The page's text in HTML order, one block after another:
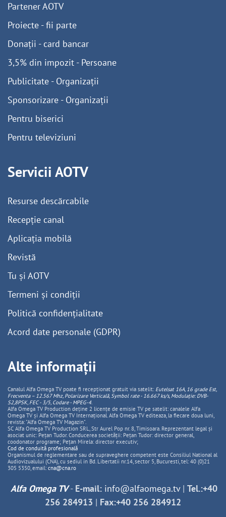
Partener AOTV
Proiecte - fii parte
Donații - card bancar
3,5% din impozit - Persoane
Publicitate - Organizații
Sponsorizare - Organizații
Pentru biserici
Pentru televiziuni
Servicii AOTV
Resurse descărcabile
Recepție canal
Aplicația mobilă
Revistă
Tu și AOTV
Termeni și condiții
Politică confidențialitate
Acord date personale (GDPR)
Alte informații
Canalul Alfa Omega TV poate fi recepționat gratuit via satelit: Eutelsat 16A, 16 grade Est,
Frecventa – 12.567 Mhz, PolarizareVerticală, Symbol rate - 16.667 ks/s, Modulație: DVB-
S2,8PSK, FEC - 3/5, Codare - MPEG-4.
Alfa Omega TV Production deține 2 licențe de emisie TV pe satelit: canalele Alfa
Omega TV și Alfa Omega TV Internațional. Alfa Omega TV editeaza, la fiecare doua luni,
revista: "Alfa Omega TV Magazin".
SC Alfa Omega TV Production SRL, Str Aurel Pop nr. 8, Timisoara. Reprezentant legal și
asociat unic: Pețan Tudor. Conducerea societății: Pețan Tudor: director general,
coodonator programe; Pețan Mirela: director executiv;
Cod de conduită profesională
Organismul de reglementare sau de supraveghere competent este Consiliul National al
Audiovizualului (CNA), cu sediul in Bd. Libertatii nr.14, sector 5, Bucuresti, tel: 40 (0)21
305 5350, email: cna@cna.ro
Alfa Omega TV- E-mail: info@alfaomega.tv| Tel.:+40
256 284913 | Fax:+40 256 284912